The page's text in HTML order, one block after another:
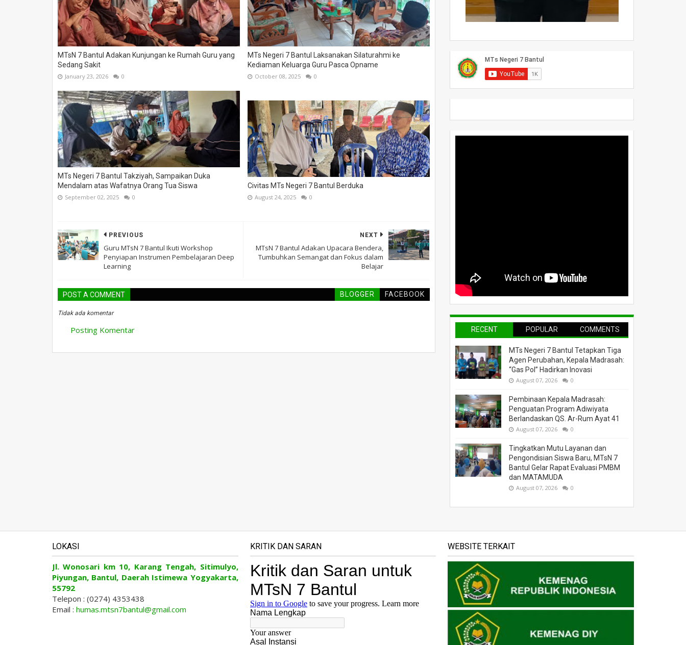
MTsN 7 Bantul Adakan Kunjungan ke Rumah Guru yang
Sedang Sakit
January 23, 2026 0
MTs Negeri 7 Bantul Laksanakan Silaturahmi ke
Kediaman Keluarga Guru Pasca Opname
October 08, 2025 0
MTs Negeri 7 Bantul Takziyah, Sampaikan Duka
Mendalam atas Wafatnya Orang Tua Siswa
September 02, 2025 0
Civitas MTs Negeri 7 Bantul Berduka
August 24, 2025 0
NEXT
MTsN 7 Bantul Adakan Upacara Bendera,
Tumbuhkan Semangat dan Fokus dalam
Belajar
PREVIOUS
Guru MTsN 7 Bantul Ikuti Workshop
Penyiapan Instrumen Pembelajaran Deep
Learning
POST A COMMENT BLOGGER FACEBOOK
Tidak ada komentar
Posting Komentar RECENT POPULAR COMMENTS
MTs Negeri 7 Bantul Tetapkan Tiga
Agen Perubahan, Kepala Madrasah:
“Gas Pol” Hadirkan Inovasi
August 07, 2026 0
Pembinaan Kepala Madrasah:
Penguatan Program Adiwiyata
Berlandaskan QS. Ar-Rum Ayat 41
August 07, 2026 0
Tingkatkan Mutu Layanan dan
Pengondisian Siswa Baru, MTsN 7
Bantul Gelar Rapat Evaluasi PMBM
dan MATAMUDA
August 07, 2026 0
LOKASI
Jl. Wonosari km 10, Karang Tengah, Sitimulyo,
Piyungan, Bantul, Daerah Istimewa Yogyakarta,
55792
Telepon : (0274) 4353438
Email : humas.mtsn7bantul@gmail.com
KRITIK DAN SARAN WEBSITE TERKAIT